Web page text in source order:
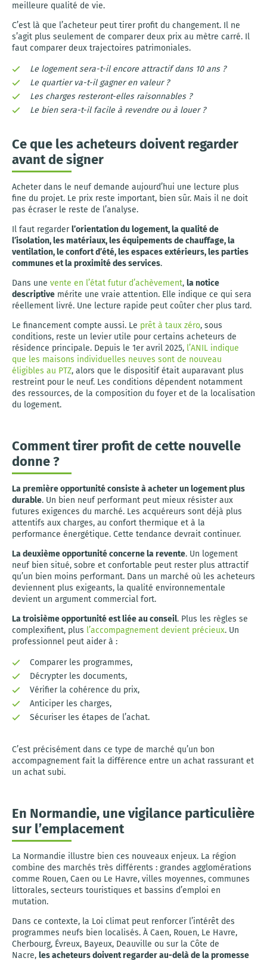
meilleure qualité de vie.
C’est là que l’acheteur peut tirer profit du changement. Il ne
s’agit plus seulement de comparer deux prix au mètre carré. Il
faut comparer deux trajectoires patrimoniales.
Le logement sera-t-il encore attractif dans 10 ans ?
Le quartier va-t-il gagner en valeur ?
Les charges resteront-elles raisonnables ?
Le bien sera-t-il facile à revendre ou à louer ?
Ce que les acheteurs doivent regarder
avant de signer
Acheter dans le neuf demande aujourd’hui une lecture plus
fine du projet. Le prix reste important, bien sûr. Mais il ne doit
pas écraser le reste de l’analyse.
Il faut regarderl’orientation du logement, la qualité de
l’isolation, les matériaux, les équipements de chauffage, la
ventilation, le confort d’été, les espaces extérieurs, les parties
communes et la proximité des services.
Dans une vente en l’état futur d’achèvement, la notice
descriptive mérite une vraie attention. Elle indique ce qui sera
réellement livré. Une lecture rapide peut coûter cher plus tard.
Le financement compte aussi. Le prêt à taux zéro, sous
conditions, reste un levier utile pour certains acheteurs de
résidence principale. Depuis le 1er avril 2025, l’ANIL indique
que les maisons individuelles neuves sont de nouveau
éligibles au PTZ, alors que le dispositif était auparavant plus
restreint pour le neuf. Les conditions dépendent notamment
des ressources, de la composition du foyer et de la localisation
du logement.
Comment tirer profit de cette nouvelle
donne ?
La première opportunité consiste à acheter un logement plus
durable. Un bien neuf performant peut mieux résister aux
futures exigences du marché. Les acquéreurs sont déjà plus
attentifs aux charges, au confort thermique et à la
performance énergétique. Cette tendance devrait continuer.
La deuxième opportunité concerne la revente. Un logement
neuf bien situé, sobre et confortable peut rester plus attractif
qu’un bien moins performant. Dans un marché où les acheteurs
deviennent plus exigeants, la qualité environnementale
devient un argument commercial fort.
La troisième opportunité est liée au conseil. Plus les règles se
complexifient, plus l’accompagnement devient précieux. Un
professionnel peut aider à :
Comparer les programmes,
Décrypter les documents,
Vérifier la cohérence du prix,
Anticiper les charges,
Sécuriser les étapes de l’achat.
C’est précisément dans ce type de marché qu’un bon
accompagnement fait la différence entre un achat rassurant et
un achat subi.
En Normandie, une vigilance particulière
sur l’emplacement
La Normandie illustre bien ces nouveaux enjeux. La région
combine des marchés très différents : grandes agglomérations
comme Rouen, Caen ou Le Havre, villes moyennes, communes
littorales, secteurs touristiques et bassins d’emploi en
mutation.
Dans ce contexte, la Loi climat peut renforcer l’intérêt des
programmes neufs bien localisés. À Caen, Rouen, Le Havre,
Cherbourg, Évreux, Bayeux, Deauville ou sur la Côte de
Nacre, les acheteurs doivent regarder au-delà de la promesse